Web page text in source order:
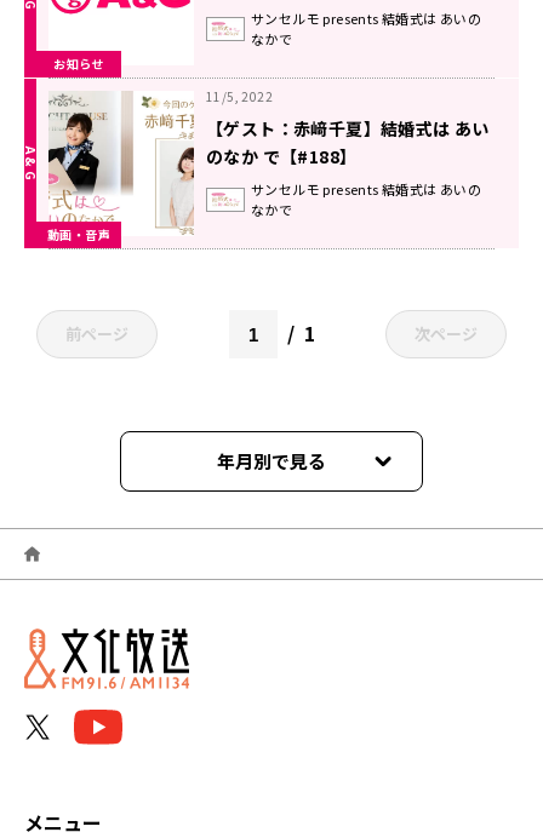
お知らせ
放送に小峯愛未さんが着物姿でゲス
ト出演！
サンセルモ presents 結婚式は あいの
なかで
動画・音声
11/5, 2022
【ゲスト：赤﨑千夏】結婚式は あい
のなか で【#188】
サンセルモ presents 結婚式は あいの
なかで
前ページ 1 次ページ
年月別で見る
2026年06月
2026年05月
2026年04月
メニュー